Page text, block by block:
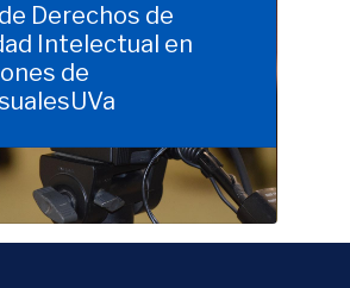
Derechos de
Intelectual en
de
más